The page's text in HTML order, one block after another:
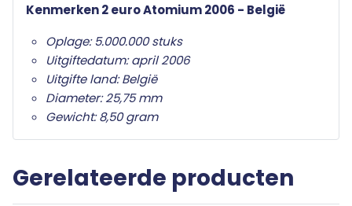
het herdenkingsonderwerp op de nationale zijde.
Alleen de twee euro munt mag als
herdenkingsmunt gebruikt worden. Ze zijn in het
hele eurogebied wettig betaalmiddel; ze kunnen
als gewone euromunten worden gebruikt en
moeten worden geaccepteerd.
Uw 2 euro munt wordt geleverd in beschermende
echtheid.
Kenmerken 2 euro Atomium 2006 - België
Oplage: 5.000.000 stuks
Uitgiftedatum: april 2006
Uitgifte land: België
Diameter: 25,75 mm
Gewicht: 8,50 gram
Gerelateerde producten